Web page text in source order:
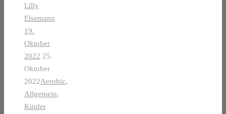
Lilly
Elsemann
19.
Oktober
2022 25.
Oktober
2022Aerobic,
Allgemein,
Kinder